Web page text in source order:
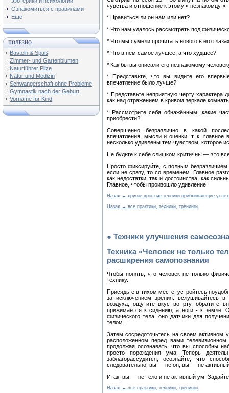
Ознакомиться с правилами
Еще
ПОЛЕЗНО
Basteln & Spaß
Zimmer- und Gartenblumen
Naturführer Pilze
Natur und Medizin
Schwangerschaft ohne Probleme
Gymnastik nach der Geburt
Vorname für Kind
чувства и отношение к этому « незнакомцу ».
* Нравиться ли он нам или нет?
* Что нам удалось рассмотреть под
* Что мы сумели прочитать нового в его
* Что в нём самое лучшее, а что худшее?
* Как бы вы описали его незнакомому
* Представьте, что вы видите его
впечатление было лучше?
* Представьте неприятную черту характера
как над отражением в кривом зеркале
* Рассмотрите себя обнажённым, какие
приобрести?
Совершенно безразлично в какой
впечатления, мысли и оценки, т. к.
несколько удивлены тем чувством, которое
Не будьте к себе слишком критичны — это
Просто фиксируйте, с полным
если не сразу, то со временем. Главное
как недостатки, так и достоинства, как
Главное, чтобы произошло удивление!
Назад → другие простые техники приближающие успех
Назад → все практики, техники, тренинги
● Техники улучшения
Техника «Человек не только
расширения самопознания
Чтобы понять, что человек не только
технику.
Присядьте в тихом месте, устройтесь
за исключением зрения: вслушивайтесь
воздуха, ощутите вкус во рту, обратите
прижимается к сидению, а ноги - к земле.
физического тела, оно датчики для
телом.
Затем сосредоточьтесь на своем
расположенном перед вами
продолжая осознавать, что вы способны
просто порождения ума. Теперь
заблагорассудится; осознайте, что
следовательно, вы — не он, вы — не
Итак, вы — не тело и не активный ум.
Назад → все практики, техники, тренинги